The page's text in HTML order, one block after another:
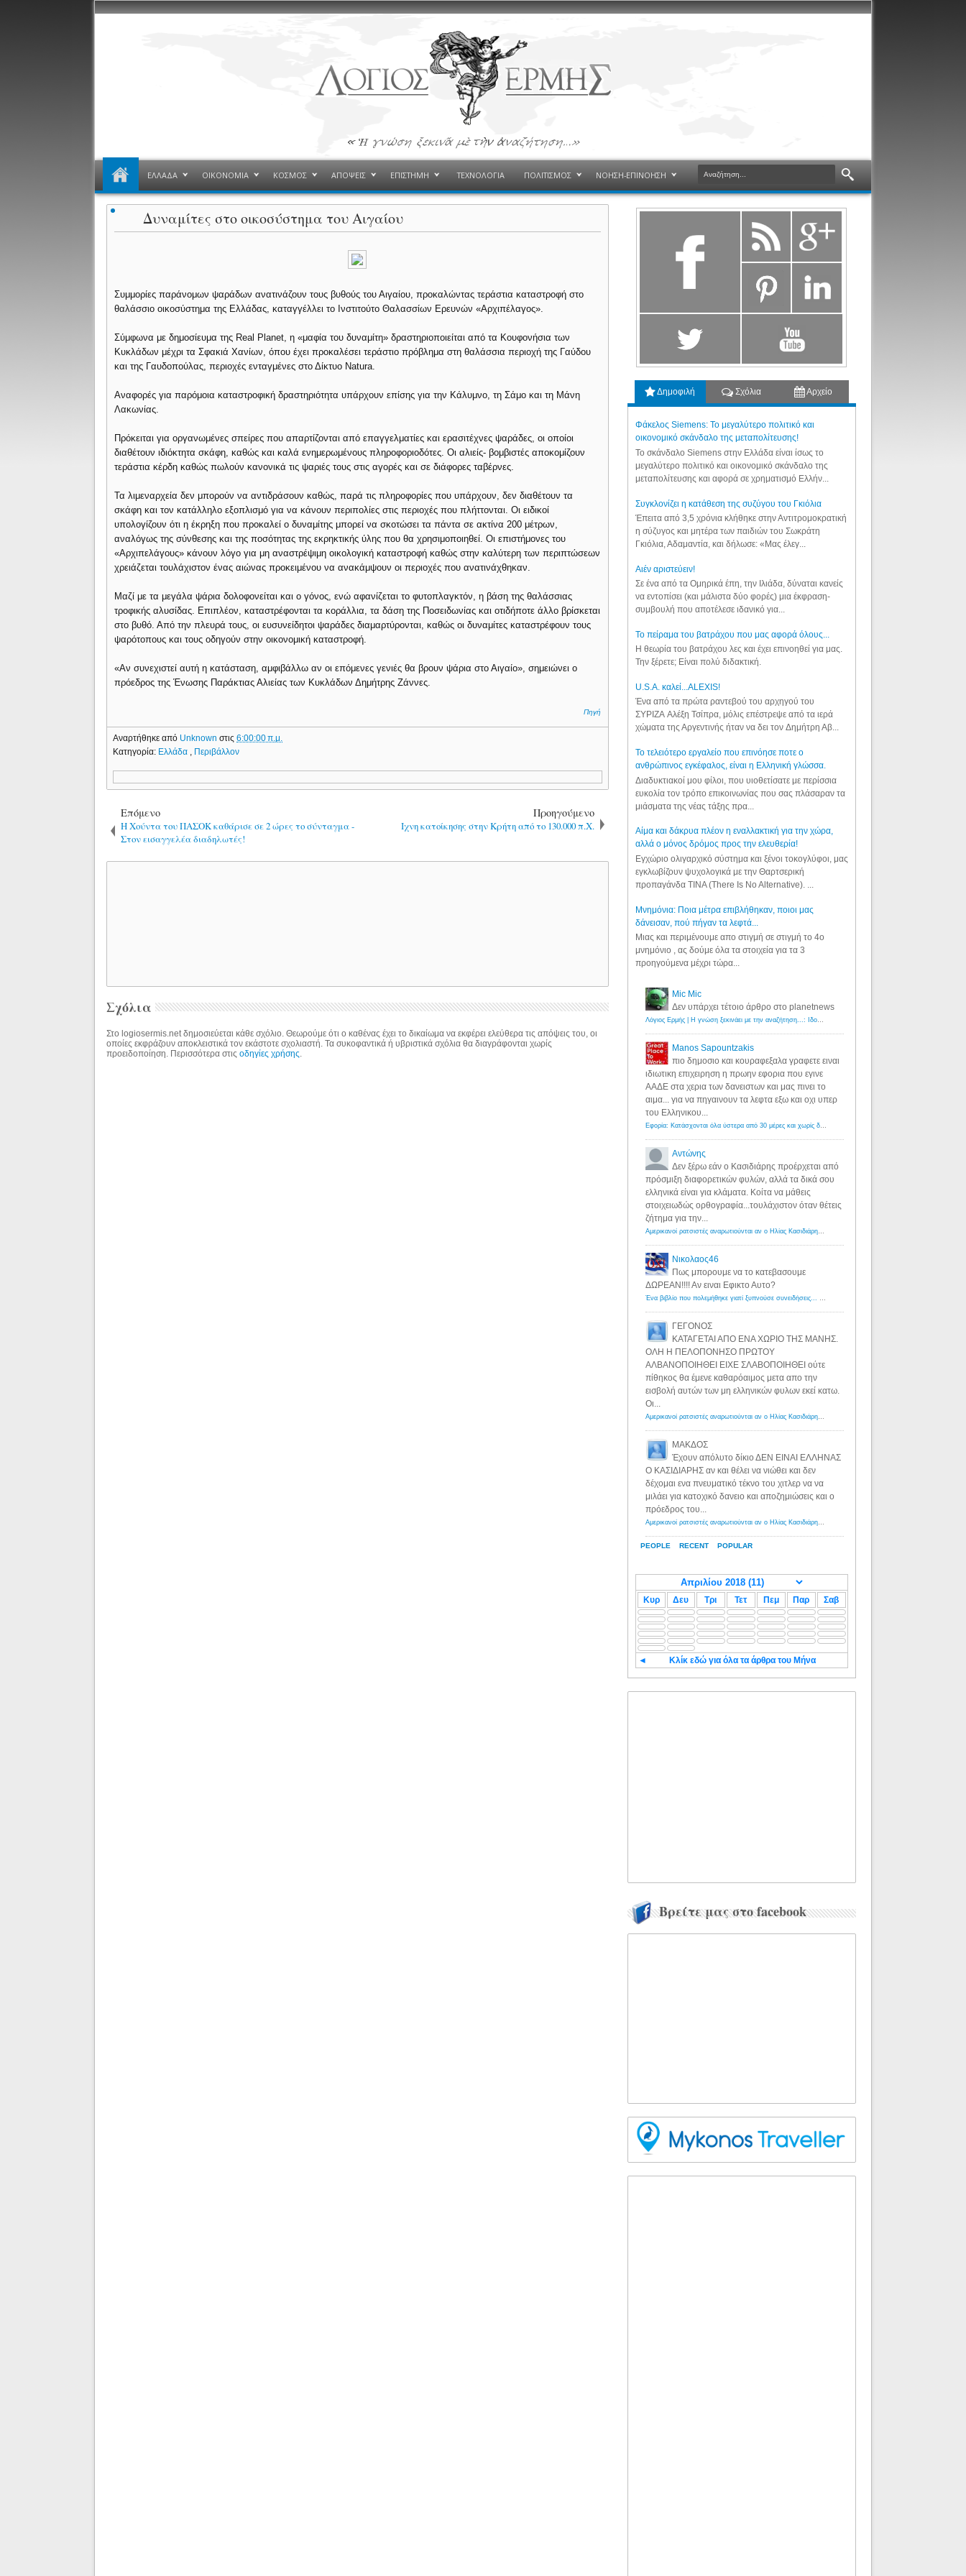
ΕΛΛΑΔΑ ΟΙΚΟΝΟΜΙΑ ΚΟΣΜΟΣ ΑΠΟΨΕΙΣ ΕΠΙΣΤΗΜΗ ΤΕΧΝΟΛΟΓΙΑ ΠΟΛΙΤΙΣΜΟΣ ΝΟΗΣΗ-ΕΠΙΝΟΗΣΗ
Δυναμίτες στο οικοσύστημα του Αιγαίου
Συμμορίες παράνομων ψαράδων ανατινάζουν τους βυθούς του Αιγαίου, προκαλώντας τεράστια καταστροφή στο
θαλάσσιο οικοσύστημα της Ελλάδας, καταγγέλλει το Ινστιτούτο Θαλασσίων Ερευνών «Αρχιπέλαγος».
Σύμφωνα με δημοσίευμα της Real Planet, η «μαφία του δυναμίτη» δραστηριοποιείται από τα Κουφονήσια των
Κυκλάδων μέχρι τα Σφακιά Χανίων, όπου έχει προκαλέσει τεράστιο πρόβλημα στη θαλάσσια περιοχή της Γαύδου
και της Γαυδοπούλας, περιοχές ενταγμένες στο Δίκτυο Natura.
Αναφορές για παρόμοια καταστροφική δραστηριότητα υπάρχουν επίσης για την Κάλυμνο, τη Σάμο και τη Μάνη
Λακωνίας.
Πρόκειται για οργανωμένες σπείρες που απαρτίζονται από επαγγελματίες και ερασιτέχνες ψαράδες, οι οποίοι
διαθέτουν ιδιόκτητα σκάφη, καθώς και καλά ενημερωμένους πληροφοριοδότες. Οι αλιείς- βομβιστές αποκομίζουν
τεράστια κέρδη καθώς πωλούν κανονικά τις ψαριές τους στις αγορές και σε διάφορες ταβέρνες.
Τα λιμεναρχεία δεν μπορούν να αντιδράσουν καθώς, παρά τις πληροφορίες που υπάρχουν, δεν διαθέτουν τα
σκάφη και τον κατάλληλο εξοπλισμό για να κάνουν περιπολίες στις περιοχές που πλήττονται. Οι ειδικοί
υπολογίζουν ότι η έκρηξη που προκαλεί ο δυναμίτης μπορεί να σκοτώσει τα πάντα σε ακτίνα 200 μέτρων,
αναλόγως της σύνθεσης και της ποσότητας της εκρηκτικής ύλης που θα χρησιμοποιηθεί. Οι επιστήμονες του
«Αρχιπελάγους» κάνουν λόγο για μη αναστρέψιμη οικολογική καταστροφή καθώς στην καλύτερη των περιπτώσεων
χρειάζεται τουλάχιστον ένας αιώνας προκειμένου να ανακάμψουν οι περιοχές που ανατινάχθηκαν.
Μαζί με τα μεγάλα ψάρια δολοφονείται και ο γόνος, ενώ αφανίζεται το φυτοπλαγκτόν, η βάση της θαλάσσιας
τροφικής αλυσίδας. Επιπλέον, καταστρέφονται τα κοράλλια, τα δάση της Ποσειδωνίας και οτιδήποτε άλλο βρίσκεται
στο βυθό. Από την πλευρά τους, οι ευσυνείδητοι ψαράδες διαμαρτύρονται, καθώς οι δυναμίτες καταστρέφουν τους
ψαρότοπους και τους οδηγούν στην οικονομική καταστροφή.
«Αν συνεχιστεί αυτή η κατάσταση, αμφιβάλλω αν οι επόμενες γενιές θα βρουν ψάρια στο Αιγαίο», σημειώνει ο
πρόεδρος της Ένωσης Παράκτιας Αλιείας των Κυκλάδων Δημήτρης Ζάννες.
Πηγή
Αναρτήθηκε από Unknownστις6:00:00 π.μ.
Κατηγορία: Ελλάδα Περιβάλλον
Επόμενο
Η Χούντα του ΠΑΣΟΚ καθάρισε σε 2 ώρες το σύνταγμα -
Στον εισαγγελέα διαδηλωτές!
Προηγούμενο
Iχνη κατοίκησης στην Κρήτη από το 130.000 π.Χ.
Σχόλια
Στο logiosermis.net δημοσιεύεται κάθε σχόλιο. Θεωρούμε ότι ο καθένας έχει το δικαίωμα να εκφέρει ελεύθερα τις απόψεις του, οι
οποίες εκφράζουν αποκλειστικά τον εκάστοτε σχολιαστή. Τα συκοφαντικά ή υβριστικά σχόλια θα διαγράφονται χωρίς
προειδοποίηση. Περισσότερα στιςοδηγίες χρήσης
Δημοφιλή Σχόλια Αρχείο
Φάκελος Siemens: Το μεγαλύτερο πολιτικό και
οικονομικό σκάνδαλο της μεταπολίτευσης!
Το σκάνδαλο Siemens στην Ελλάδα είναι ίσως το
μεγαλύτερο πολιτικό και οικονομικό σκάνδαλο της
μεταπολίτευσης και αφορά σε χρηματισμό Ελλήν...
Συγκλονίζει η κατάθεση της συζύγου του Γκιόλια
Έπειτα από 3,5 χρόνια κλήθηκε στην Αντιτρομοκρατική
η σύζυγος και μητέρα των παιδιών του Σωκράτη
Γκιόλια, Αδαμαντία, και δήλωσε: «Μας έλεγ...
Aιέν αριστεύειν!
Σε ένα από τα Ομηρικά έπη, την Ιλιάδα, δύναται κανείς
να εντοπίσει (και μάλιστα δύο φορές) μια έκφραση-
συμβουλή που αποτέλεσε ιδανικό για...
Το πείραμα του βατράχου που μας αφορά όλους...
Η θεωρία του βατράχου λες και έχει επινοηθεί για μας.
Την ξέρετε; Είναι πολύ διδακτική.
U.S.A. καλεί...ALEXIS!
Ένα από τα πρώτα ραντεβού του αρχηγού του
ΣΥΡΙΖΑ Αλέξη Τσίπρα, μόλις επέστρεψε από τα ιερά
χώματα της Αργεντινής ήταν να δει τον Δημήτρη Αβ...
Το τελειότερο εργαλείο που επινόησε ποτε ο
ανθρώπινος εγκέφαλος, είναι η Ελληνική γλώσσα.
Διαδυκτιακοί μου φίλοι, που υιοθετίσατε με περίσσια
ευκολία τον τρόπο επικοινωνίας που σας πλάσαραν τα
μιάσματα της νέας τάξης πρα...
Αίμα και δάκρυα πλέον η εναλλακτική για την χώρα,
αλλά ο μόνος δρόμος προς την ελευθερία!
Εγχώριο ολιγαρχικό σύστημα και ξένοι τοκογλύφοι, μας
εγκλωβίζουν ψυχολογικά με την Θαρτσερική
προπαγάνδα TINA (There Is No Alternative). ...
Μνημόνια: Ποια μέτρα επιβλήθηκαν, ποιοι μας
δάνεισαν, πού πήγαν τα λεφτά...
Μιας και περιμένουμε απο στιγμή σε στιγμή το 4ο
μνημόνιο , ας δούμε όλα τα στοιχεία για τα 3
προηγούμενα μέχρι τώρα...
PEOPLE RECENT POPULAR
Mic Mic
Δεν υπάρχει τέτοιο άρθρο στο planetnews
Λόγιος Ερμής | Η γνώση ξεκινάει με την αναζήτηση...: Ιδού οι 18 που χρωστούν 11 δις ευρώ!
Manos Sapountzakis
πιο δημοσιο και κουραφεξαλα γραφετε ειναι
ιδιωτικη επιχειρηση η πρωην εφορια που εγινε
ΑΑΔΕ στα χερια των δανειστων και μας πινει το
αιμα... για να πηγαινουν τα λεφτα εξω και οχι υπερ
του Ελληνικου...
Εφορία: Κατάσχονται όλα ύστερα από 30 μέρες και χωρίς δικαστικές αποφάσεις - Λόγιος Ερμής
Αντώνης
Δεν ξέρω εάν ο Κασιδιάρης προέρχεται από
πρόσμιξη διαφορετικών φυλών, αλλά τα δικά σου
ελληνικά είναι για κλάματα. Κοίτα να μάθεις
στοιχειωδώς ορθογραφία...τουλάχιστον όταν θέτεις
ζήτημα για την...
Αμερικανοί ρατσιστές αναρωτιούνται αν ο Ηλίας Κασιδιάρης ανήκει στη λευκή φυλή... - Λόγιος Ερμής
Νικολαος46
Πως μπορουμε να το κατεβασουμε
ΔΩΡΕΑΝ!!!! Αν ειναι Εφικτο Αυτο?
Ένα βιβλίο που πολεμήθηκε γιατί ξυπνούσε συνειδήσεις... - Λόγιος Ερμής | Η γνώση ξεκινάει με την αναζήτηση...
ΓΕΓΟΝΟΣ
ΚΑΤΑΓΕΤΑΙ ΑΠΟ ΕΝΑ ΧΩΡΙΟ ΤΗΣ ΜΑΝΗΣ.
ΟΛΗ Η ΠΕΛΟΠΟΝΗΣΟ ΠΡΩΤΟΥ
ΑΛΒΑΝΟΠΟΙΗΘΕΙ ΕΙΧΕ ΣΛΑΒΟΠΟΙΗΘΕΙ ούτε
πίθηκος θα έμενε καθαρόαιμος μετα απο την
εισβολή αυτών των μη ελληνικών φυλων εκεί κατω.
Οι...
Αμερικανοί ρατσιστές αναρωτιούνται αν ο Ηλίας Κασιδιάρης ανήκει στη λευκή φυλή... - Λόγιος Ερμής
ΜΑΚΔΟΣ
Έχουν απόλυτο δίκιο ΔΕΝ ΕΙΝΑΙ ΕΛΛΗΝΑΣ
Ο ΚΑΣΙΔΙΑΡΗΣ αν και θέλει να νιώθει και δεν
δέχομαι ενα πνευματικό τέκνο του χιτλερ να να
μιλάει για κατοχικό δανειο και αποζημιώσεις και ο
πρόεδρος του...
Αμερικανοί ρατσιστές αναρωτιούνται αν ο Ηλίας Κασιδιάρης ανήκει στη λευκή φυλή... - Λόγιος Ερμής
Κυρ Δευ Τρι Τετ Πεμ Παρ Σαβ
◄ Κλίκ εδώ για όλα τα άρθρα του Μήνα
Βρείτε μας στο facebook